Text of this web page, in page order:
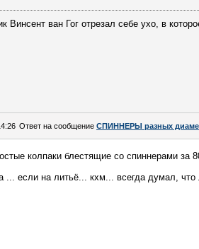
Винсент ван Гог отрезал себе ухо, в
Ответ на сообщение CПИННЕРЫ разных
колпаки блестящие со спиннерами за
... если на литьё... кхм... всегда думал,